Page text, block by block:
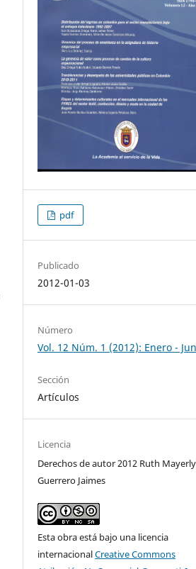
pdf
Publicado
2012-01-03
Número
Vol. 12 Núm. 1 (2012): Enero -
Sección
Artículos
Licencia
Derechos de autor 2012 Ruth Mayerly
Guerrero Jaimes
Esta obra está bajo una licencia
internacionalCreative Commons